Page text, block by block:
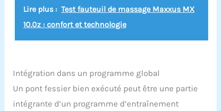
Lire plus : Test fauteuil de massage Maxxus MX
10.0z : confort et technologie
Intégration dans un programme global
Un pont fessier bien exécuté peut être une partie
intégrante d’un programme d’entraînement